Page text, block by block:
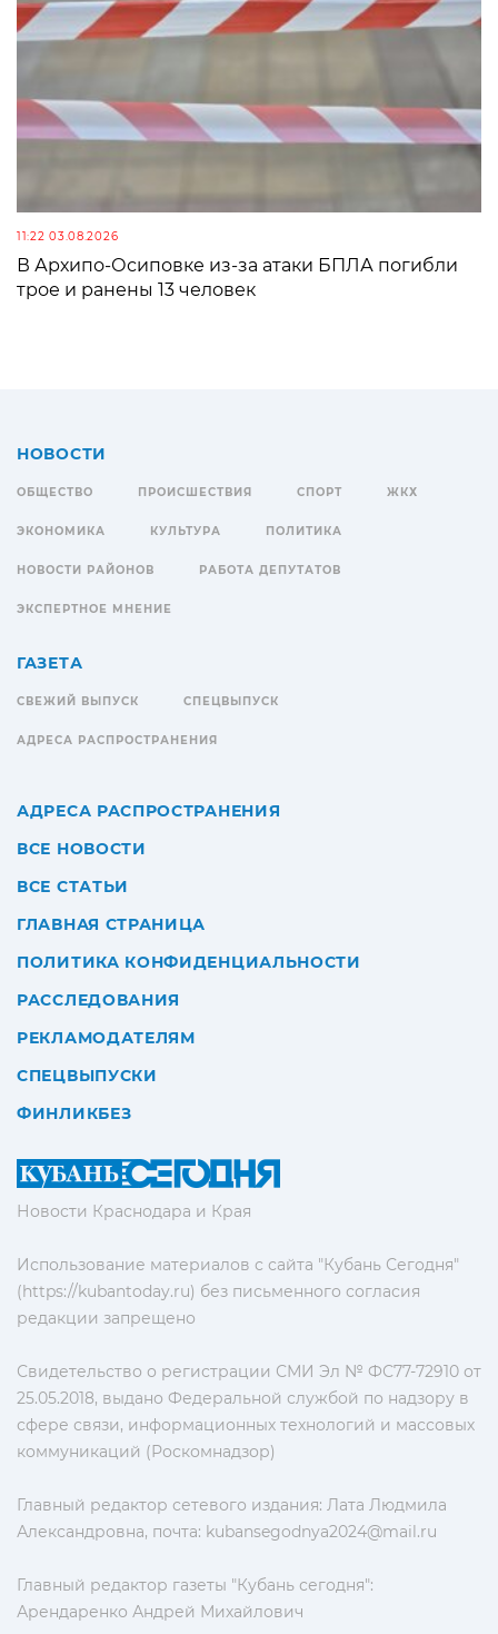
11:22 03.08.2026
В Архипо-Осиповке из-за атаки БПЛА погибли
трое и ранены 13 человек
Новости Краснодара и Края
Использование материалов с сайта "Кубань Сегодня"
(https://kubantoday.ru) без письменного согласия
редакции запрещено
Свидетельство о регистрации СМИ Эл № ФС77-72910 от
25.05.2018, выдано Федеральной службой по надзору в
сфере связи, информационных технологий и массовых
коммуникаций (Роскомнадзор)
Главный редактор сетевого издания: Лата Людмила
Александровна, почта: kubansegodnya2024@mail.ru
Главный редактор газеты "Кубань сегодня":
Арендаренко Андрей Михайлович
НОВОСТИ
ОБЩЕСТВО ПРОИСШЕСТВИЯ СПОРТ ЖКХ
ЭКОНОМИКА КУЛЬТУРА ПОЛИТИКА
НОВОСТИ РАЙОНОВ РАБОТА ДЕПУТАТОВ
ЭКСПЕРТНОЕ МНЕНИЕ
ГАЗЕТА
СВЕЖИЙ ВЫПУСК СПЕЦВЫПУСК
АДРЕСА РАСПРОСТРАНЕНИЯ
АДРЕСА РАСПРОСТРАНЕНИЯ
ВСЕ НОВОСТИ
ВСЕ СТАТЬИ
ГЛАВНАЯ СТРАНИЦА
ПОЛИТИКА КОНФИДЕНЦИАЛЬНОСТИ
РАССЛЕДОВАНИЯ
РЕКЛАМОДАТЕЛЯМ
СПЕЦВЫПУСКИ
ФИНЛИКБЕЗ